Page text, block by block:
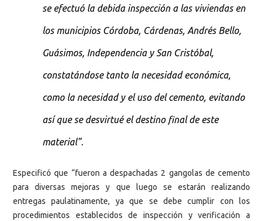
se efectuó la debida inspección a las viviendas en
los municipios Córdoba, Cárdenas, Andrés Bello,
Guásimos, Independencia y San Cristóbal,
constatándose tanto la necesidad económica,
como la necesidad y el uso del cemento, evitando
así que se desvirtué el destino final de este
material”.
Especificó que “fueron a despachadas 2 gangolas de cemento
para diversas mejoras y que luego se estarán realizando
entregas paulatinamente, ya que se debe cumplir con los
procedimientos establecidos de inspección y verificación a